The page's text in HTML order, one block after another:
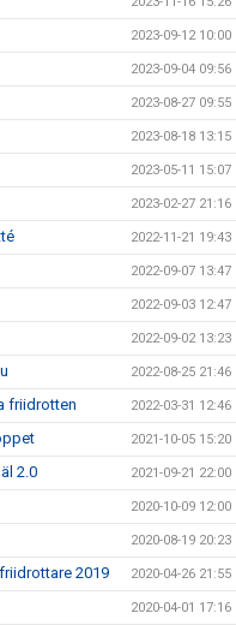
2023-09-12 10:00
2023-09-04 09:56
2023-08-27 09:55
2023-08-18 13:15
2023-05-11 15:07
2023-02-27 21:16
2022-11-21 19:43
2022-09-07 13:47
2022-09-03 12:47
2022-09-02 13:23
2022-08-25 21:46
friidrotten 2022-03-31 12:46
2021-10-05 15:20
2.0 2021-09-21 22:00
2020-10-09 12:00
2020-08-19 20:23
2019 2020-04-26 21:55
2020-04-01 17:16